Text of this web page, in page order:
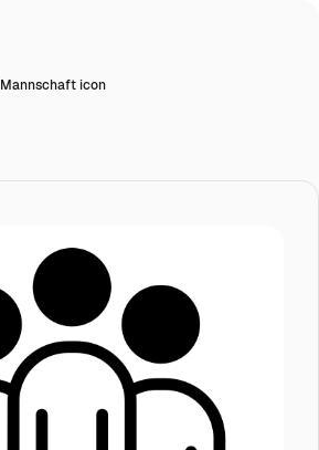
Mannschaft icon